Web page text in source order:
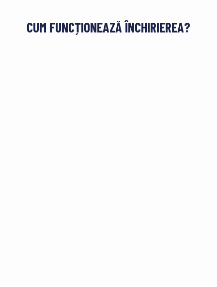
CUM FUNCȚIONEAZĂ ÎNCHIRIEREA?